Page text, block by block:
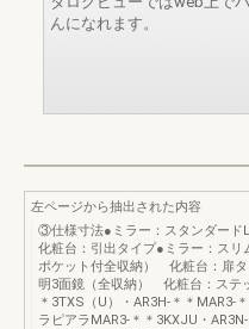
んになれます。
左ページから抽出された内容
③仕様寸法●ミラー：スタンダード
化粧台：引出タイプ●ミラー：スリ
ポケット付全収納） 化粧台：扉タ
明3面鏡（全収納） 化粧台：ステ
＊3TXS（U）・AR3H-＊＊MAR3-
ラピアラMAR3-＊＊3KXJU・